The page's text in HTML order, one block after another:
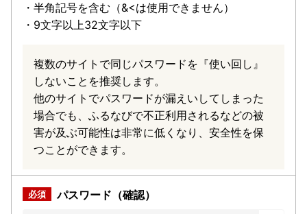
・半角記号を含む（&<は使用できません）
・9文字以上32文字以下
複数のサイトで同じパスワードを『使い回し』
しないことを推奨します。
他のサイトでパスワードが漏えいしてしまった
場合でも、ふるなびで不正利用されるなどの被
害が及ぶ可能性は非常に低くなり、安全性を保
つことができます。
パスワード（確認）